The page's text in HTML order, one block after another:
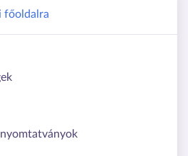
Vármegyei
főoldalra